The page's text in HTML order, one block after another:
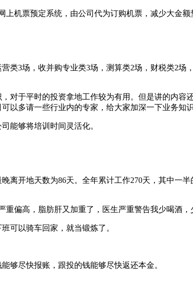
机票预定系统，由公司代为订购机票，减少大金额
类3场，收并购专业类3场，测算类2场，财税类2场
对于平时的投资拿地工作较为有用。但是讲的内容
以多请一些行业内的专家，给大家加深一下业务知识
能够将培训时间灵活化。
离开地天数为86天。全年累计工作270天，其中一
偏高，脂肪肝又加重了，医生严重警告我少喝酒，
可以骑车回家，就当锻炼了。
够尽快报账，跟投的钱能够尽快返还本金。